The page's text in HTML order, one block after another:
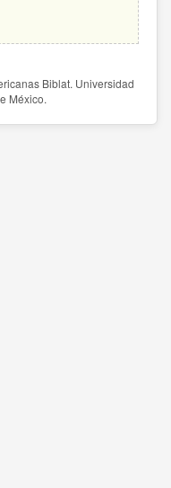
Biblat. Universidad
México.